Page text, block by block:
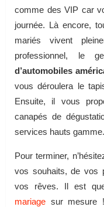
comme des VIP car
journée. Là encore,
mariés vivent
professionnel, le
d’automobiles
vous déroulera le
Ensuite, il vous
canapés de
services hauts gamme.
Pour terminer,
vos souhaits, de vos
vos rêves. Il est
mariage sur mesure